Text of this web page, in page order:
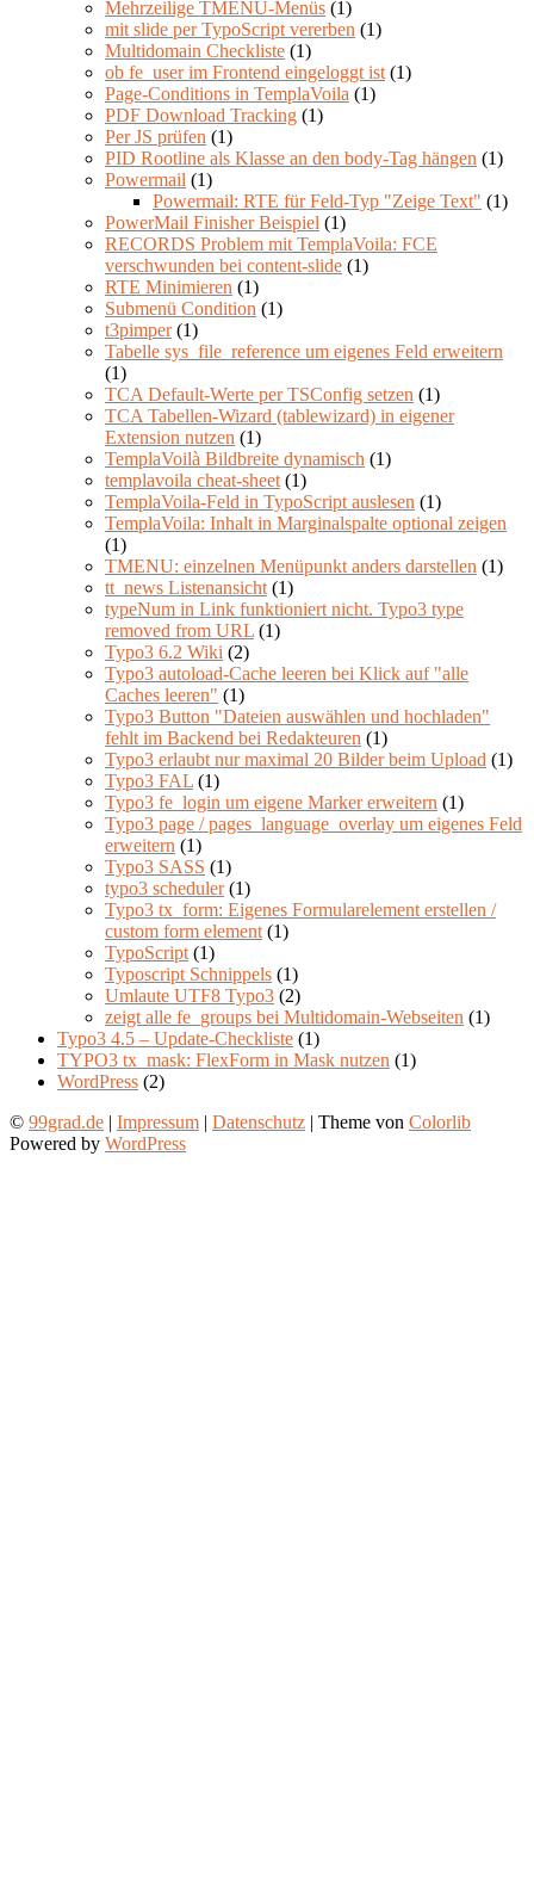
Mehrzeilige TMENU-Menüs (1)
mit slide per TypoScript vererben (1)
Multidomain Checkliste (1)
ob fe_user im Frontend eingeloggt ist (1)
Page-Conditions in TemplaVoila (1)
PDF Download Tracking (1)
Per JS prüfen (1)
PID Rootline als Klasse an den body-Tag hängen (1)
Powermail (1)
Powermail: RTE für Feld-Typ "Zeige Text" (1)
PowerMail Finisher Beispiel (1)
RECORDS Problem mit TemplaVoila: FCE
verschwunden bei content-slide (1)
RTE Minimieren (1)
Submenü Condition (1)
t3pimper(1)
Tabelle sys_file_reference um eigenes Feld erweitern
(1)
TCA Default-Werte per TSConfig setzen (1)
TCA Tabellen-Wizard (tablewizard) in eigener
Extension nutzen (1)
TemplaVoilà Bildbreite dynamisch (1)
templavoila cheat-sheet (1)
TemplaVoila-Feld in TypoScript auslesen (1)
TemplaVoila: Inhalt in Marginalspalte optional zeigen
(1)
TMENU: einzelnen Menüpunkt anders darstellen (1)
tt_news Listenansicht (1)
typeNum in Link funktioniert nicht. Typo3 type
removed from URL (1)
Typo3 6.2 Wiki (2)
Typo3 autoload-Cache leeren bei Klick auf "alle
Caches leeren" (1)
Typo3 Button "Dateien auswählen und hochladen"
fehlt im Backend bei Redakteuren (1)
Typo3 erlaubt nur maximal 20 Bilder beim Upload (1)
Typo3 FAL (1)
Typo3 fe_login um eigene Marker erweitern (1)
Typo3 page / pages_language_overlay um eigenes Feld
erweitern (1)
Typo3 SASS (1)
typo3 scheduler(1)
Typo3 tx_form: Eigenes Formularelement erstellen /
custom form element (1)
TypoScript (1)
Typoscript Schnippels (1)
Umlaute UTF8 Typo3 (2)
zeigt alle fe_groups bei Multidomain-Webseiten (1)
Typo3 4.5 – Update-Checkliste (1)
TYPO3 tx_mask: FlexForm in Mask nutzen (1)
WordPress (2)
© 99grad.de | Impressum | Datenschutz | Theme von Colorlib
Powered by WordPress